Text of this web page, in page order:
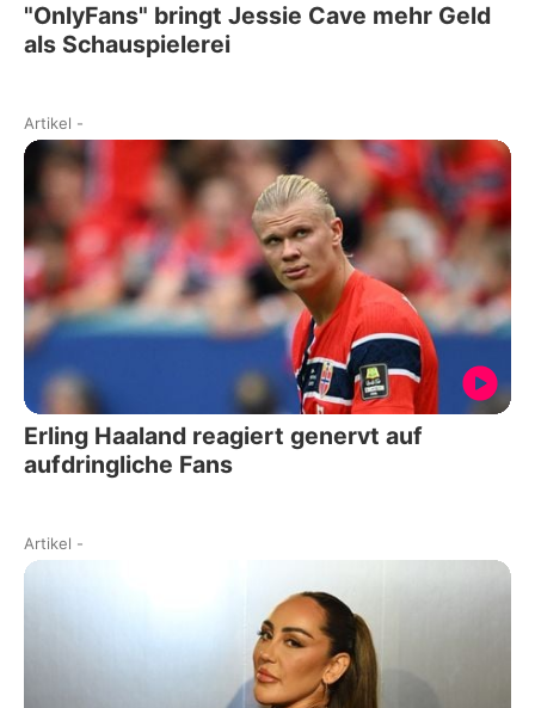
"OnlyFans" bringt Jessie Cave mehr Geld
als Schauspielerei
Artikel -
Erling Haaland reagiert genervt auf
aufdringliche Fans
Artikel -